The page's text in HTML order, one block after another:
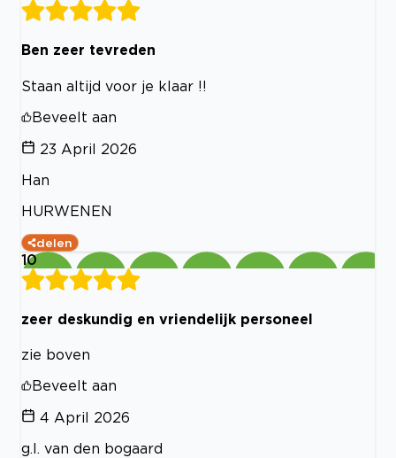
Ben zeer tevreden
Staan altijd voor je klaar !!
Beveelt aan
23 April 2026
Han
HURWENEN
delen
10
zeer deskundig en vriendelijk personeel
zie boven
Beveelt aan
4 April 2026
g.l. van den bogaard